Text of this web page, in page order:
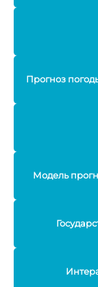
Прогноз
Модель